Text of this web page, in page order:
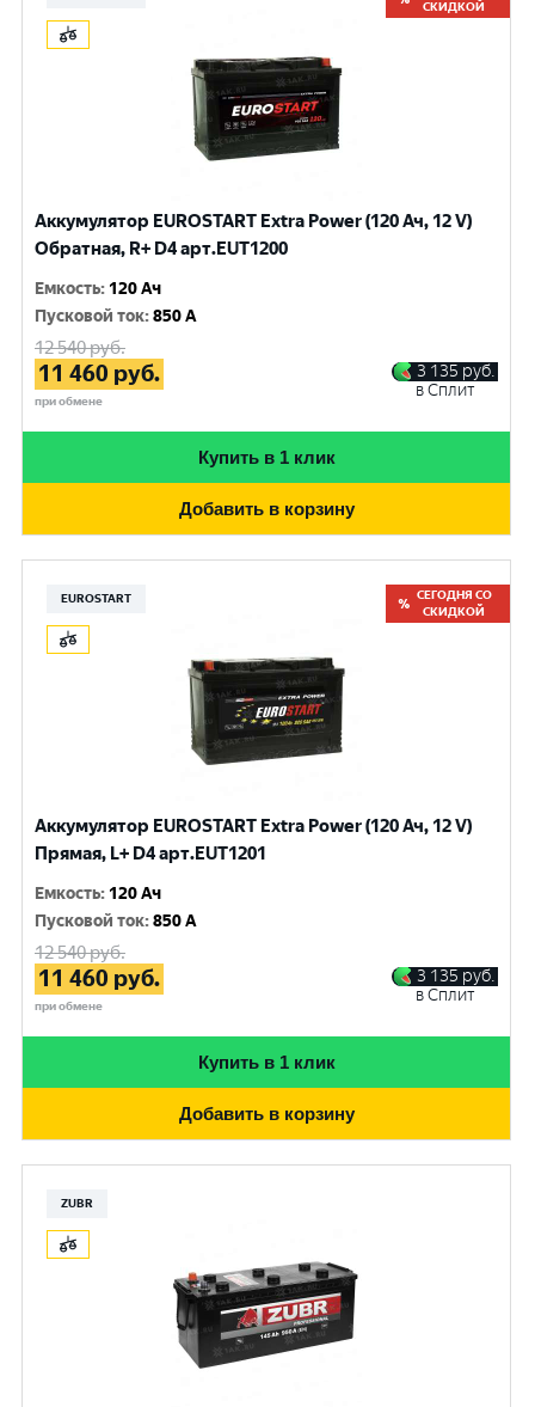
СКИДКОЙ
Аккумулятор EUROSTART Extra Power (120 Ач, 12 V)
Обратная, R+ D4 арт.EUT1200
Емкость: 120 Ач
Пусковой ток:850 A
12 540руб.
11 460 руб.
при обмене
3 135 руб.
в Сплит
Купить в 1 клик
Добавить в корзину
EUROSTART
СЕГОДНЯ СО
СКИДКОЙ
Аккумулятор EUROSTART Extra Power (120 Ач, 12 V)
Прямая, L+ D4 арт.EUT1201
Емкость: 120 Ач
Пусковой ток:850 A
12 540руб.
11 460 руб.
при обмене
3 135 руб.
в Сплит
Купить в 1 клик
Добавить в корзину
ZUBR